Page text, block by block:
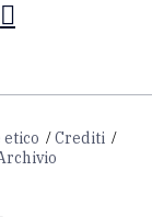
etico
Crediti